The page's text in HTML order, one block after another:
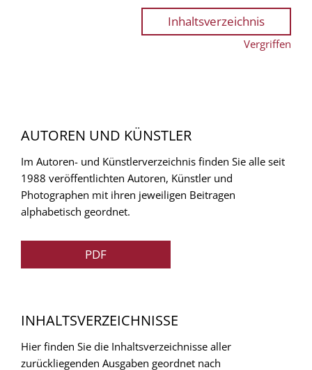
Inhaltsverzeichnis
Vergriffen
AUTOREN UND KÜNSTLER
Im Autoren- und Künstlerverzeichnis finden Sie alle seit
1988 veröffentlichten Autoren, Künstler und
Photographen mit ihren jeweiligen Beitragen
alphabetisch geordnet.
PDF
INHALTSVERZEICHNISSE
Hier finden Sie die Inhaltsverzeichnisse aller
zurückliegenden Ausgaben geordnet nach